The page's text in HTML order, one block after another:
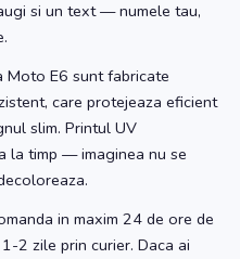
si un text — numele tau,
E6 sunt fabricate
care protejeaza eficient
slim. Printul UV
la timp — imaginea nu se
in maxim 24 de ore de
2 zile prin curier. Daca ai